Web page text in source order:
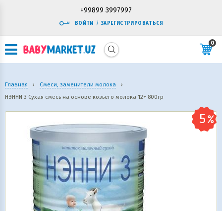
+99899 3997997
ВОЙТИ / ЗАРЕГИСТРИРОВАТЬСЯ
0
Главная › Смеси, заменители молока
›
НЭННИ 3 Сухая смесь на основе козьего молока 12+ 800гр